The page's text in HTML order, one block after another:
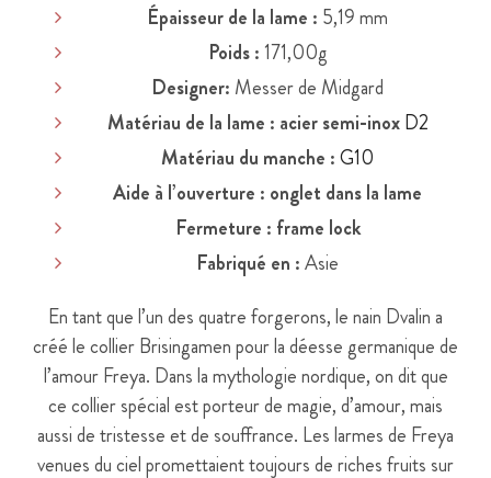
Épaisseur de la lame : 5,19 mm
Poids : 171,00g
Designer: Messer de Midgard
Matériau de la lame : acier semi-inoxD2
Matériau du manche :G10
Aide à l’ouverture : onglet dans la lame
Fermeture : frame lock
Fabriqué en :Asie
En tant que l’un des quatre forgerons, le nain Dvalin a
créé le collier Brisingamen pour la déesse germanique de
l’amour Freya. Dans la mythologie nordique, on dit que
ce collier spécial est porteur de magie, d’amour, mais
aussi de tristesse et de souffrance. Les larmes de Freya
venues du ciel promettaient toujours de riches fruits sur